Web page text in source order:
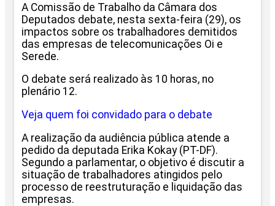
A Comissão de Trabalho da Câmara dos
Deputados debate, nesta sexta-feira (29), os
impactos sobre os trabalhadores demitidos
das empresas de telecomunicações Oi e
Serede.
O debate será realizado às 10 horas, no
plenário 12.
Veja quem foi convidado para o debate
A realização da audiência pública atende a
pedido da deputada Erika Kokay (PT-DF).
Segundo a parlamentar, o objetivo é discutir a
situação de trabalhadores atingidos pelo
processo de reestruturação e liquidação das
empresas.